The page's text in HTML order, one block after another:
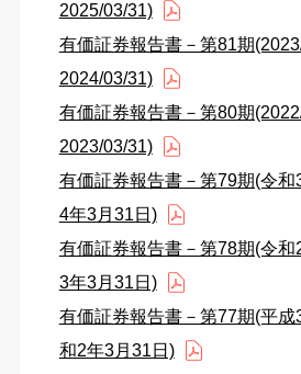
2025/03/31)
有価証券報告書－第81期
2024/03/31)
有価証券報告書－第80期
2023/03/31)
有価証券報告書－第79期(令
4年3月31日)
有価証券報告書－第78期(令
3年3月31日)
有価証券報告書－第77期(平成
和2年3月31日)